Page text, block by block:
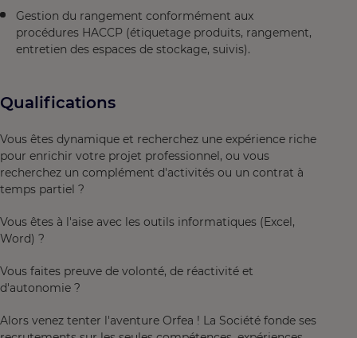
Gestion du rangement conformément aux
procédures HACCP (étiquetage produits, rangement,
entretien des espaces de stockage, suivis).
Qualifications
Vous êtes dynamique et recherchez une expérience riche
pour enrichir votre projet professionnel, ou vous
recherchez un complément d'activités ou un contrat à
temps partiel ?
Vous êtes à l'aise avec les outils informatiques (Excel,
Word) ?
Vous faites preuve de volonté, de réactivité et
d'autonomie ?
Alors venez tenter l'aventure Orfea ! La Société fonde ses